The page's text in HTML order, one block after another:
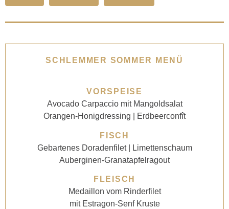
SCHLEMMER SOMMER MENÜ
VORSPEISE
Avocado Carpaccio mit Mangoldsalat
Orangen-Honigdressing | Erdbeerconfît
FISCH
Gebartenes Doradenfilet | Limettenschaum
Auberginen-Granatapfelragout
FLEISCH
Medaillon vom Rinderfilet
mit Estragon-Senf Kruste